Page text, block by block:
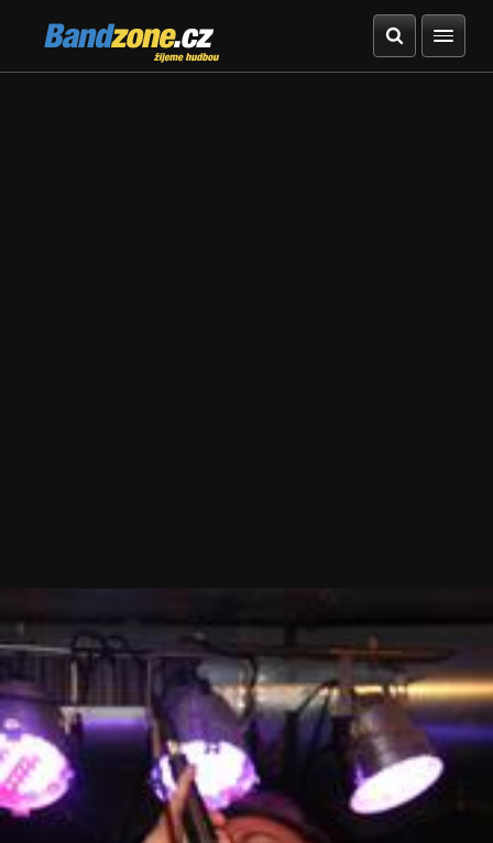
Bandzone.cz
žijeme hudbou